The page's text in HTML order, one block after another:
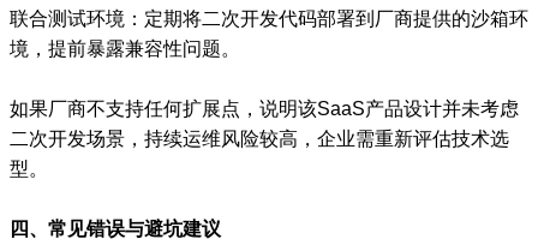
联合测试环境：定期将二次开发代码部署到厂商提供的沙箱环
境，提前暴露兼容性问题。
如果厂商不支持任何扩展点，说明该SaaS产品设计并未考虑
二次开发场景，持续运维风险较高，企业需重新评估技术选
型。
四、常见错误与避坑建议